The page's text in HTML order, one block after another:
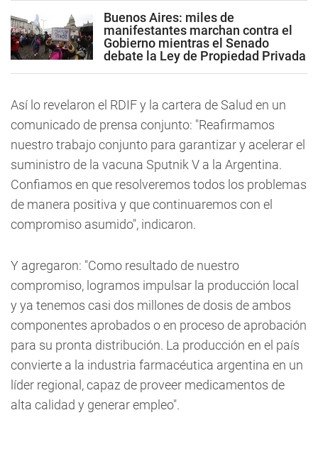
Buenos Aires: miles de
manifestantes marchan contra el
Gobierno mientras el Senado
debate la Ley de Propiedad Privada
Así lo revelaron el RDIF y la cartera de Salud en un
comunicado de prensa conjunto: "Reafirmamos
nuestro trabajo conjunto para garantizar y acelerar el
suministro de la vacuna Sputnik V a la Argentina.
Confiamos en que resolveremos todos los problemas
de manera positiva y que continuaremos con el
compromiso asumido", indicaron.
Y agregaron: "Como resultado de nuestro
compromiso, logramos impulsar la producción local
y ya tenemos casi dos millones de dosis de ambos
componentes aprobados o en proceso de aprobación
para su pronta distribución. La producción en el país
convierte a la industria farmacéutica argentina en un
líder regional, capaz de proveer medicamentos de
alta calidad y generar empleo".